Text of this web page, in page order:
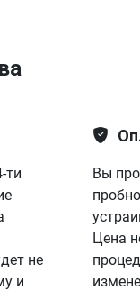
ти
не
и
Вы
Цена